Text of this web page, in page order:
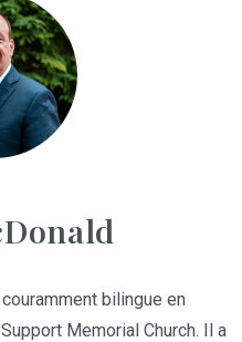
bilingue en
Memorial Church. Il a